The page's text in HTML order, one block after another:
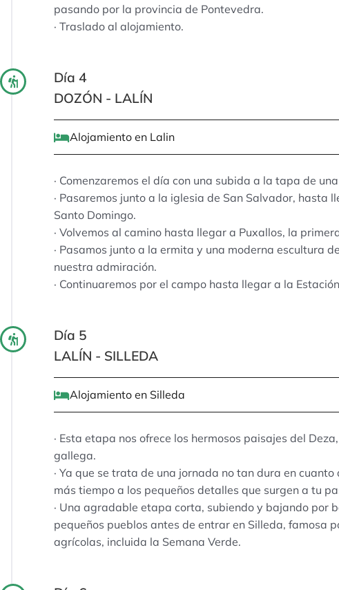
pasando por la provincia de Pontevedra.
· Traslado al alojamiento.
Día 4
DOZÓN - LALÍN
Alojamiento en Lalin
· Comenzaremos el día con una subida a la tapa de
· Pasaremos junto a la iglesia de San Salvador, hasta
Santo Domingo.
· Volvemos al camino hasta llegar a Puxallos, la
· Pasamos junto a la ermita y una moderna escultura
nuestra admiración.
· Continuaremos por el campo hasta llegar a la
Día 5
LALÍN - SILLEDA
Alojamiento en Silleda
· Esta etapa nos ofrece los hermosos paisajes del
gallega.
· Ya que se trata de una jornada no tan dura en
más tiempo a los pequeños detalles que surgen a tu
· Una agradable etapa corta, subiendo y bajando por
pequeños pueblos antes de entrar en Silleda, famosa
agrícolas, incluida la Semana Verde.